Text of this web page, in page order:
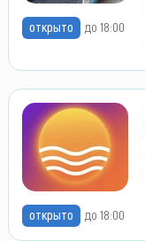
открыто до 18:00
открыто до 18:00